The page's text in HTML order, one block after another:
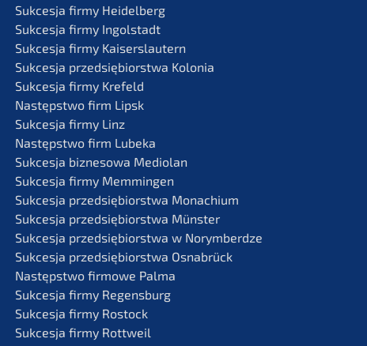
Sukces­ja firmy Heidelberg
Sukces­ja firmy Ingolstadt
Sukces­ja firmy Kaiserslautern
Sukces­ja przedsię­bi­orst­wa Kolonia
Sukces­ja firmy Krefeld
Następst­wo firm Lipsk
Sukces­ja firmy Linz
Następst­wo firm Lubeka
Sukces­ja bizne­so­wa Mediolan
Sukces­ja firmy Memmingen
Sukces­ja przedsię­bi­orst­wa Monachium
Sukces­ja przedsię­bi­orst­wa Münster
Sukces­ja przedsię­bi­orst­wa w Norymberdze
Sukces­ja przedsię­bi­orst­wa Osnabrück
Następst­wo firmo­we Palma
Sukces­ja firmy Regensburg
Sukces­ja firmy Rostock
Sukces­ja firmy Rottweil